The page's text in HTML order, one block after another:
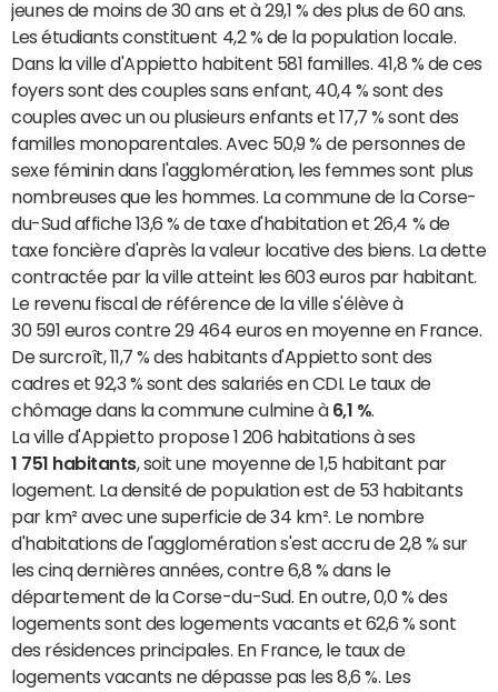
jeunes de moins de 30 ans et à 29,1 % des plus de 60 ans.
Les étudiants constituent 4,2 % de la population locale.
Dans la ville d'Appietto habitent 581 familles. 41,8 % de ces
foyers sont des couples sans enfant, 40,4 % sont des
couples avec un ou plusieurs enfants et 17,7 % sont des
familles monoparentales. Avec 50,9 % de personnes de
sexe féminin dans l'agglomération, les femmes sont plus
nombreuses que les hommes. La commune de la Corse-
du-Sud affiche 13,6 % de taxe d'habitation et 26,4 % de
taxe foncière d'après la valeur locative des biens. La dette
contractée par la ville atteint les 603 euros par habitant.
Le revenu fiscal de référence de la ville s'élève à
30 591 euros contre 29 464 euros en moyenne en France.
De surcroît, 11,7 % des habitants d'Appietto sont des
cadres et 92,3 % sont des salariés en CDI. Le taux de
chômage dans la commune culmine à 6,1 %.
La ville d'Appietto propose 1 206 habitations à ses
1 751 habitants, soit une moyenne de 1,5 habitant par
logement. La densité de population est de 53 habitants
par km² avec une superficie de 34 km². Le nombre
d'habitations de l'agglomération s'est accru de 2,8 % sur
les cinq dernières années, contre 6,8 % dans le
département de la Corse-du-Sud. En outre, 0,0 % des
logements sont des logements vacants et 62,6 % sont
des résidences principales. En France, le taux de
logements vacants ne dépasse pas les 8,6 %. Les